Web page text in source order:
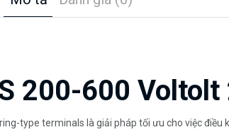
200-600 Voltolt
type terminals là giải pháp tối ưu cho việc điều